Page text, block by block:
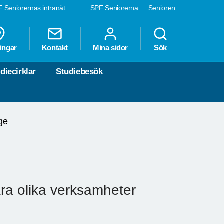
SPF Seniorerna Senioren
Seniorernas intranät
Kontakt Mina sidor Sök
Studiebesök
olika verksamheter